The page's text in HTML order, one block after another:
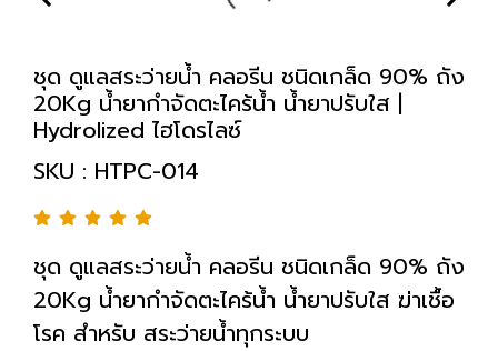
ชุด ดูแลสระว่ายน้ำ คลอรีน ชนิดเกล็ด 90% ถัง
20Kg น้ำยากำจัดตะไคร้น้ำ น้ำยาปรับใส |
Hydrolized ไฮโดรไลซ์
SKU : HTPC-014
ชุด ดูแลสระว่ายน้ำ คลอรีน ชนิดเกล็ด 90% ถัง
20Kg น้ำยากำจัดตะไคร้น้ำ น้ำยาปรับใส ฆ่าเชื้อ
โรค สำหรับ สระว่ายน้ำทุกระบบ